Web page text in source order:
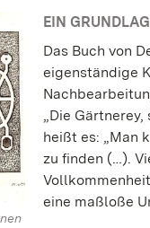
EIN
Das Buch von
eigenständige
„Die
heißt es: „Man
zu finden (…).
eine maßloße